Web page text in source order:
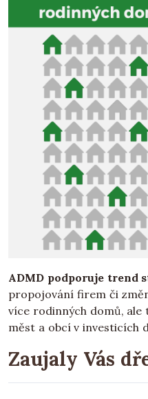
ADMD podporuje trend
propojování firem či
více rodinných domů, ale
měst a obcí v investicích
Zaujaly Vás